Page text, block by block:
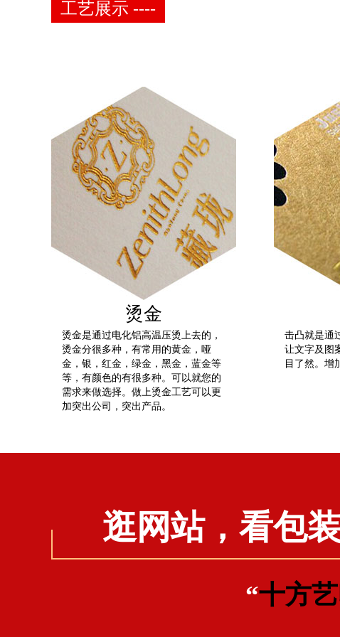
工艺展示 ----
烫金
烫金是通过电化铝高温压烫上去的，
烫金分很多种，有常用的黄金，哑
金，银，红金，绿金，黑金，蓝金等
等，有颜色的有很多种。可以就您的
需求来做选择。做上烫金工艺可以更
加突出公司，突出产品。
击凸就是通
让文字及图
目了然。增
逛网站，看包
“十方